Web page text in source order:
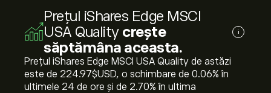
Prețul iShares Edge MSCI
USA Quality crește
săptămâna aceasta.
i
Prețul iShares Edge MSCI USA Quality de astăzi
este de 224.97‎$‎USD, o schimbare de ‎0.06‎% în
ultimele 24 de ore și de ‎2.70‎% în ultima